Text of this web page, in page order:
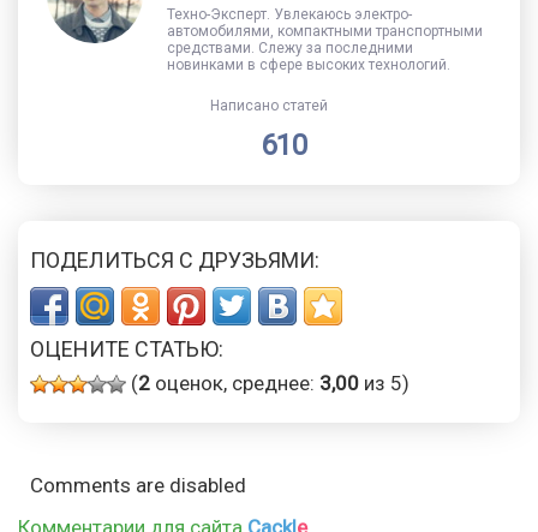
Техно-Эксперт. Увлекаюсь электро-
автомобилями, компактными транспортными
средствами. Слежу за последними
новинками в сфере высоких технологий.
Написано статей
610
ПОДЕЛИТЬСЯ С ДРУЗЬЯМИ:
ОЦЕНИТЕ СТАТЬЮ:
(2 оценок, среднее: 3,00 из 5)
Comments are disabled
Комментарии для сайта Cackle